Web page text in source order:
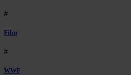
#
Film
#
WWF